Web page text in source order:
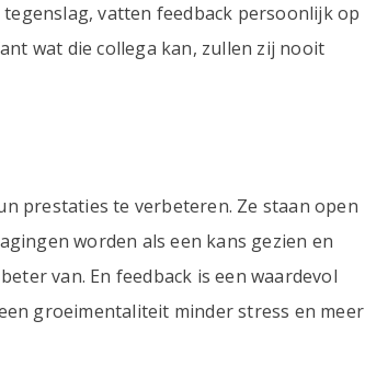
vatten feedback persoonlijk op
wat die collega kan, zullen zij nooit
prestaties te verbeteren. Ze staan open
worden als een kans gezien en
van. En feedback is een waardevol
groeimentaliteit minder stress en meer